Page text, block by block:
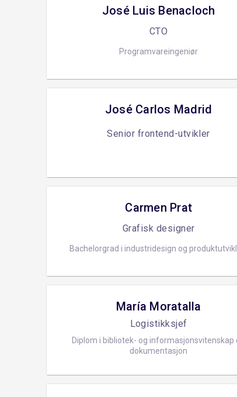
José Luis Benacloch
CTO
Programvareingeniør
José Carlos Madrid
Senior frontend-utvikler
Carmen Prat
Grafisk designer
Bachelorgrad i industridesign og
María Moratalla
Logistikksjef
Diplom i bibliotek- og informasjonsvitenskap
dokumentasjon